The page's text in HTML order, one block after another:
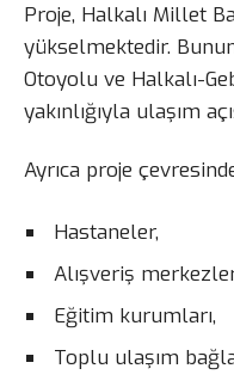
Proje, Halkalı Millet
yükselmektedir.
Otoyolu ve Halkalı-
yakınlığıyla ulaşım
Ayrıca proje
Hastaneler,
Alışveriş
Eğitim kurumları,
Toplu ulaşım